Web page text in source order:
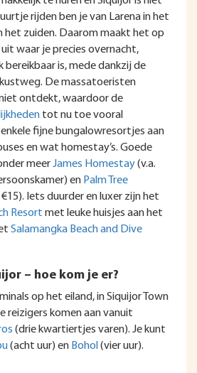
rijden ben je van Larena in het
het zuiden. Daarom maakt het op
waar je precies overnacht,
bereikbaar is, mede dankzij de
De massatoeristen
ontdekt, waardoor de
tot nu toe vooral
fijne bungalowresortjes aan
en wat homestay’s. Goede
meerJames Homestay(v.a.
en Palm Tree
Iets duurder en luxer zijn het
Resort met leuke huisjes aan het
Salamangka Beach and Dive
– hoe kom je er?
op het eiland, in Siquijor Town
reizigers komen aan vanuit
(drie kwartiertjes varen). Je kunt
(acht uur) en Bohol (vier uur).